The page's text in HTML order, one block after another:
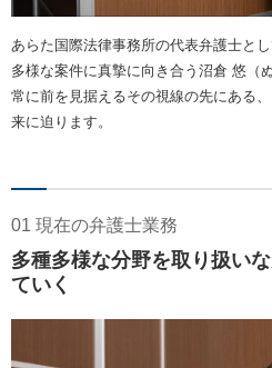
あらた国際法律事務所の代表弁護士と
多様な案件に真摯に向き合う沼倉 悠（
常に前を見据えるその視線の先にある
来に迫ります。
01 現在の弁護士業務
多種多様な分野を取り扱い
ていく